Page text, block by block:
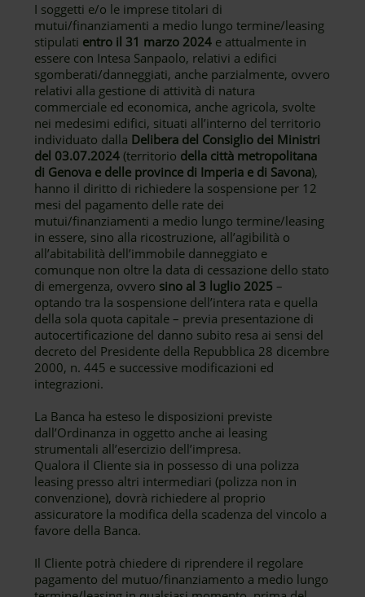
I soggetti e/o le imprese titolari di
mutui/finanziamenti a medio lungo termine/leasing
stipulati entro il 31 marzo 2024 e attualmente in
essere con Intesa Sanpaolo, relativi a edifici
sgomberati/danneggiati, anche parzialmente, ovvero
relativi alla gestione di attività di natura
commerciale ed economica, anche agricola, svolte
nei medesimi edifici, situati all’interno del territorio
individuato dalla Delibera del Consiglio dei Ministri
del 03.07.2024 (territorio della città metropolitana
di Genova e delle province di Imperia e di Savona),
hanno il diritto di richiedere la sospensione per 12
mesi del pagamento delle rate dei
mutui/finanziamenti a medio lungo termine/leasing
in essere, sino alla ricostruzione, all’agibilità o
all’abitabilità dell’immobile danneggiato e
comunque non oltre la data di cessazione dello stato
di emergenza, ovvero sino al 3 luglio 2025 –
optando tra la sospensione dell’intera rata e quella
della sola quota capitale – previa presentazione di
autocertificazione del danno subito resa ai sensi del
decreto del Presidente della Repubblica 28 dicembre
2000, n. 445 e successive modificazioni ed
integrazioni.
La Banca ha esteso le disposizioni previste
dall’Ordinanza in oggetto anche ai leasing
strumentali all’esercizio dell’impresa.
Qualora il Cliente sia in possesso di una polizza
leasing presso altri intermediari (polizza non in
convenzione), dovrà richiedere al proprio
assicuratore la modifica della scadenza del vincolo a
favore della Banca.
Il Cliente potrà chiedere di riprendere il regolare
pagamento del mutuo/finanziamento a medio lungo